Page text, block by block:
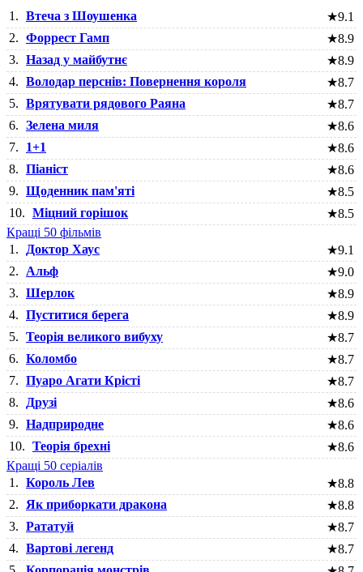
1. Втеча з Шоушенка ★9.1
2. Форрест Гамп ★8.9
3. Назад у майбутнє ★8.9
4. Володар перснів: Повернення короля ★8.7
5. Врятувати рядового Раяна ★8.7
6. Зелена миля ★8.6
7.
1+1 ★8.6
8. Піаніст ★8.6
9. Щоденник пам'яті ★8.5
10. Міцний горішок ★8.5
Кращі 50 фільмів
1.
Доктор Хаус ★9.1
2.
Альф ★9.0
3. Шерлок ★8.9
4. Пуститися берега ★8.9
5. Теорія великого вибуху ★8.7
6. Коломбо ★8.7
7. Пуаро Агати Крісті ★8.7
8.
Друзі ★8.6
9. Надприродне ★8.6
10. Теорія брехні ★8.6
Кращі 50 серіалів
1. Король Лев ★8.8
2.
Як приборкати дракона ★8.8
3. Рататуй ★8.7
4. Вартові легенд ★8.7